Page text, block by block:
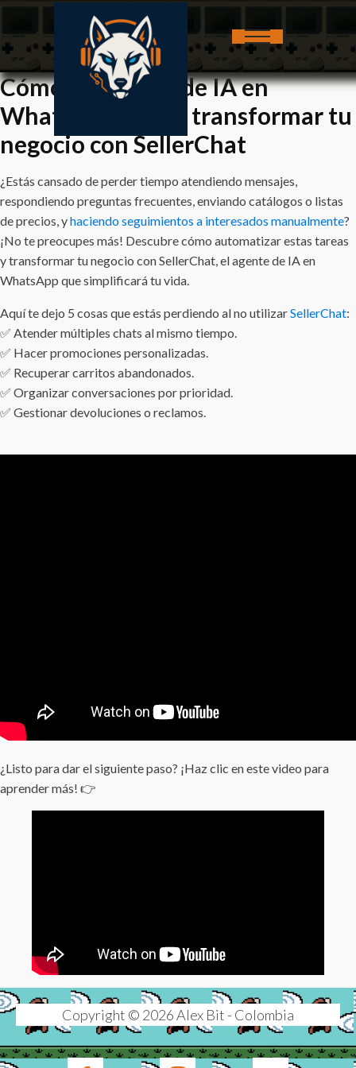
Cómo un agente de IA en
WhatsApp puede transformar tu
negocio con SellerChat
¿Estás cansado de perder tiempo atendiendo mensajes,
respondiendo preguntas frecuentes, enviando catálogos o listas
de precios, yhaciendo seguimientos a interesados manualmente?
¡No te preocupes más! Descubre cómo automatizar estas tareas
y transformar tu negocio con SellerChat, el agente de IA en
WhatsApp que simplificará tu vida.
Aquí te dejo 5 cosas que estás perdiendo al no utilizarSellerChat:
✅ Atender múltiples chats al mismo tiempo.
✅ Hacer promociones personalizadas.
✅ Recuperar carritos abandonados.
✅ Organizar conversaciones por prioridad.
✅ Gestionar devoluciones o reclamos.
¿Listo para dar el siguiente paso? ¡Haz clic en este video para
aprender más! 👉
Copyright © 2026 Alex Bit - Colombia